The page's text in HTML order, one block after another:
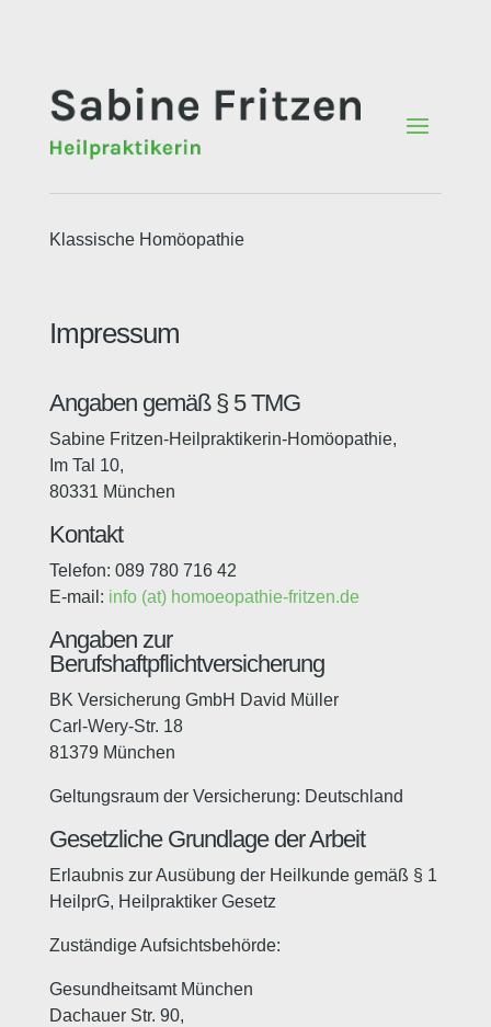
Klassische Homöopathie
Impressum
Angaben gemäß § 5 TMG
Sabine Fritzen-Heilpraktikerin-Homöopathie,
Im Tal 10,
80331 München
Kontakt
Telefon: 089 780 716 42
E-mail: info (at) homoeopathie-fritzen.de
Angaben zur
Berufshaftpflichtversicherung
BK Versicherung GmbH David Müller
Carl-Wery-Str. 18
81379 München
Geltungsraum der Versicherung: Deutschland
Gesetzliche Grundlage der Arbeit
Erlaubnis zur Ausübung der Heilkunde gemäß § 1
HeilprG, Heilpraktiker Gesetz
Zuständige Aufsichtsbehörde:
Gesundheitsamt München
Dachauer Str. 90,